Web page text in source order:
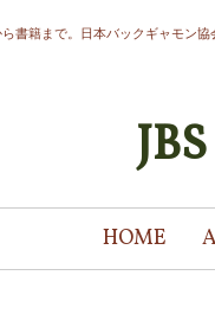
書籍まで。日本バックギャモン
HOME